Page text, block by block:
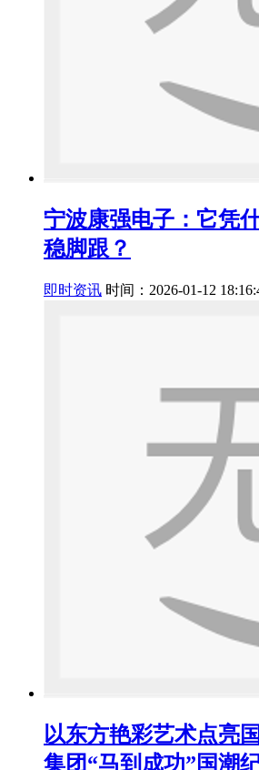
宁波康强电子：它凭
稳脚跟？
即时资讯 时间：2026-01-12
以东方艳彩艺术点亮
集团“马到成功”国潮